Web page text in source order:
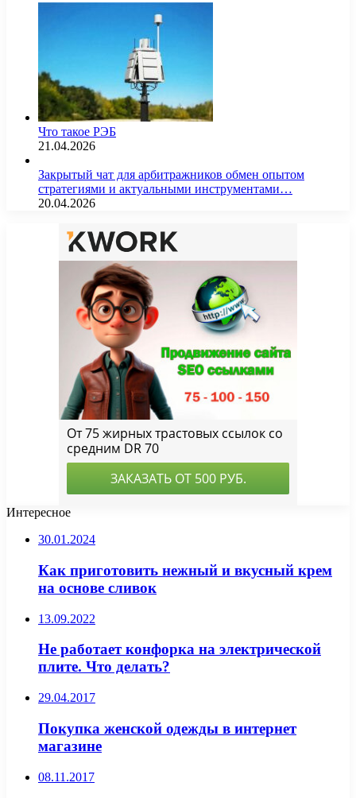
Что такое РЭБ
21.04.2026
Закрытый чат для арбитражников обмен опытом
стратегиями и актуальными инструментами…
20.04.2026
Интересное
30.01.2024
Как приготовить нежный и вкусный крем
на основе сливок
13.09.2022
Не работает конфорка на электрической
плите. Что делать?
29.04.2017
Покупка женской одежды в интернет
магазине
08.11.2017